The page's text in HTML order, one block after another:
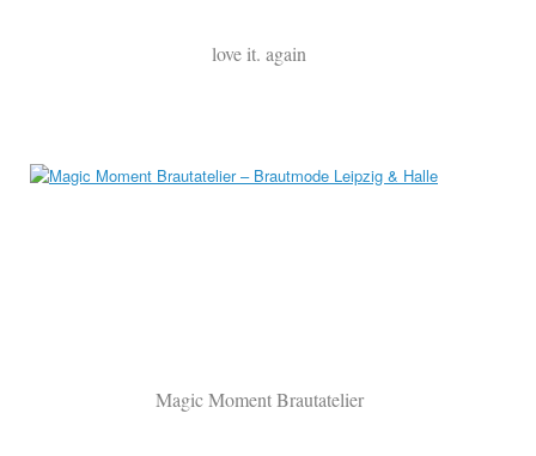
love it. again
Magic Moment Brautatelier